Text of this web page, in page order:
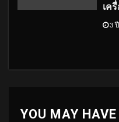
เค
3
YOU MAY